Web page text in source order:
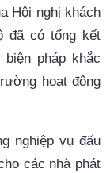
Hội nghị khách
đã có tổng kết
pháp khắc
hoạt động
nghiệp vụ đấu
các nhà phát